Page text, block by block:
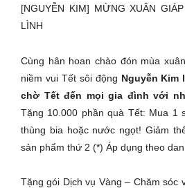
[NGUYỄN KIM] MỪNG XUÂN
LÌNH
Cùng hân hoan chào đón mùa
niềm vui Tết sôi động Nguyễn Kim
chờ Tết đến mọi gia đình với
Tặng 10.000 phần quà Tết: Mua 1
thùng bia hoặc nước ngọt! Giảm
sản phẩm thứ 2 (*) Áp dụng theo
Tặng gói Dịch vụ Vàng – Chăm sóc